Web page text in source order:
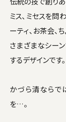
ミス、ミセスを問
ーティ、お茶会、
さまざまなシー
するデザインです。
かづら清ならで
を…。